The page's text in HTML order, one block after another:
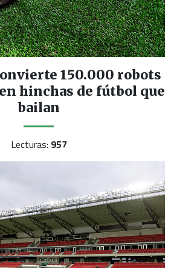
150.000 robots
hinchas de fútbol que
bailan
Lecturas: 957